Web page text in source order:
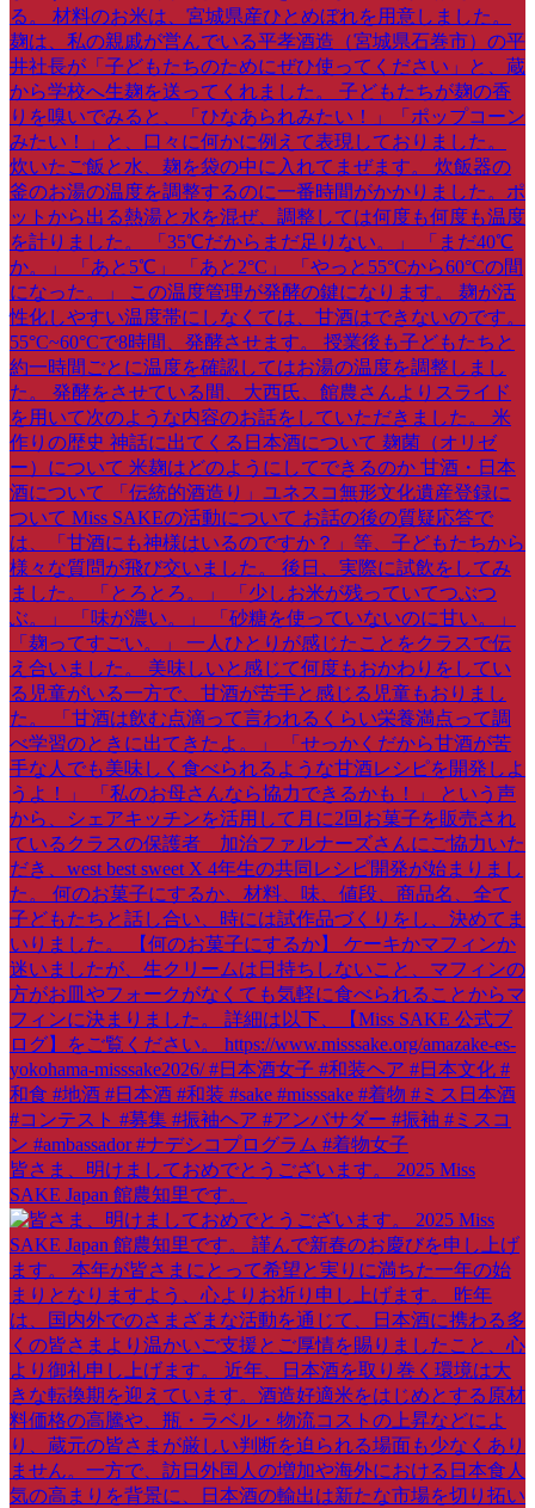
皆さま、明けましておめでとうございます。 2025 Miss
SAKE Japan 館農知里です。